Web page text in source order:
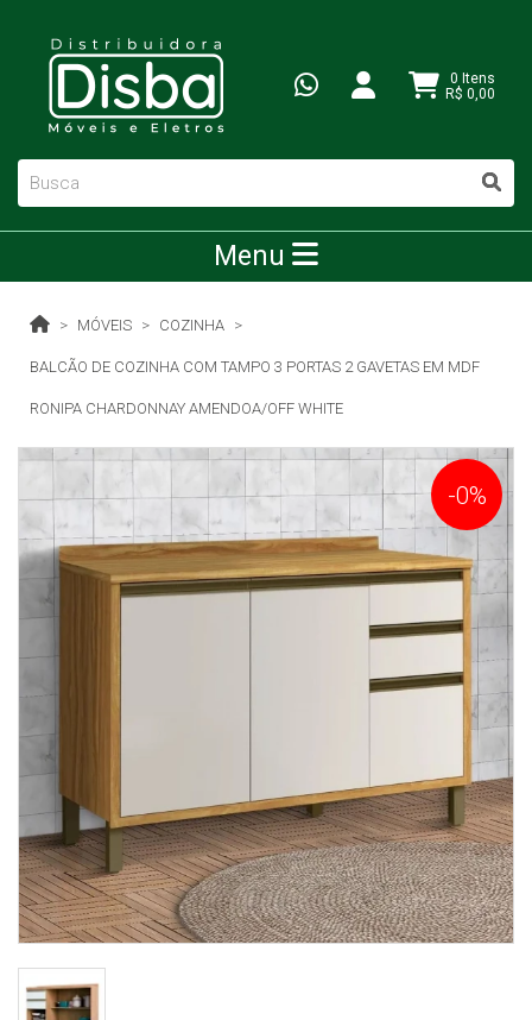
0 Itens
R$ 0,00
Menu
MÓVEIS COZINHA
BALCÃO DE COZINHA COM TAMPO 3 PORTAS 2 GAVETAS EM MDF
RONIPA CHARDONNAY AMENDOA/OFF WHITE
-0%